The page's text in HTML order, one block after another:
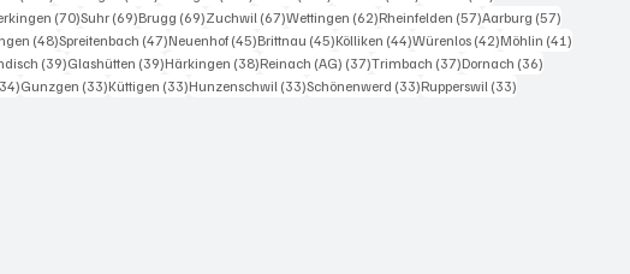
Jähriger mit seinem
weissen Mercedes-Benz
GLE auf der Hauptstrasse
von Wislikofen in Richtung
(70)70 Beiträge
Suhr (69)69 Beiträge
Brugg (69)69 Beiträge
Zuchwil (67)67 Beiträge
Wettingen (62)62 Beiträge
Rheinfelden (57)57 Beiträge
Aarburg (57)
(48)48 Beiträge
Spreitenbach (47)47 Beiträge
Neuenhof (45)45 Beiträge
Brittnau (45)45 Beiträge
Kölliken (44)44 Beiträge
Würenlos (42)42 Beiträge
Möhlin (41)
(39)39 Beiträge
Glashütten (39)39 Beiträge
Härkingen (38)38 Beiträge
Reinach (AG) (37)37 Beiträge
Trimbach (37)37 Beiträge
Dornach (36)
34 Beiträge
Gunzgen (33)33 Beiträge
Küttigen (33)33 Beiträge
Hunzenschwil (33)33 Beiträge
Schönenwerd (33)33 Beiträge
Rupperswil (33)